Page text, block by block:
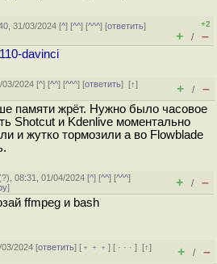
31/03/2024 [^] [^^] [^^^] [ответить]
+2
+ / –
davinci
03/2024 [^] [^^] [^^^] [ответить][↑]
+ / –
памяти жрёт. Нужно было часовое
Shotcut и Kdenlive моментально
и жутко тормозили а во Flowblade
?), 08:31, 01/04/2024 [^] [^^] [^^^]
] + / –
ffmpeg и bash
2024 [ответить] [ ﹢﹢﹢] [ · · ·][↑]
+ / –